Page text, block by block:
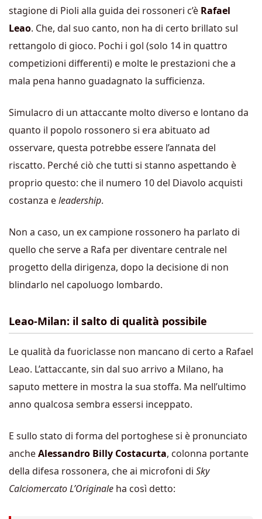
stagione di Pioli alla guida dei rossoneri c’è Rafael
Leao. Che, dal suo canto, non ha di certo brillato sul
rettangolo di gioco. Pochi i gol (solo 14 in quattro
competizioni differenti) e molte le prestazioni che a
mala pena hanno guadagnato la sufficienza.
Simulacro di un attaccante molto diverso e lontano da
quanto il popolo rossonero si era abituato ad
osservare, questa potrebbe essere l’annata del
riscatto. Perché ciò che tutti si stanno aspettando è
proprio questo: che il numero 10 del Diavolo acquisti
costanza eleadership.
Non a caso, un ex campione rossonero ha parlato di
quello che serve a Rafa per diventare centrale nel
progetto della dirigenza, dopo la decisione di non
blindarlo nel capoluogo lombardo.
Leao-Milan: il salto di qualità possibile
Le qualità da fuoriclasse non mancano di certo a Rafael
Leao. L’attaccante, sin dal suo arrivo a Milano, ha
saputo mettere in mostra la sua stoffa. Ma nell’ultimo
anno qualcosa sembra essersi inceppato.
E sullo stato di forma del portoghese si è pronunciato
ancheAlessandro Billy Costacurta, colonna portante
della difesa rossonera, che ai microfoni di Sky
Calciomercato L’Originale ha così detto: